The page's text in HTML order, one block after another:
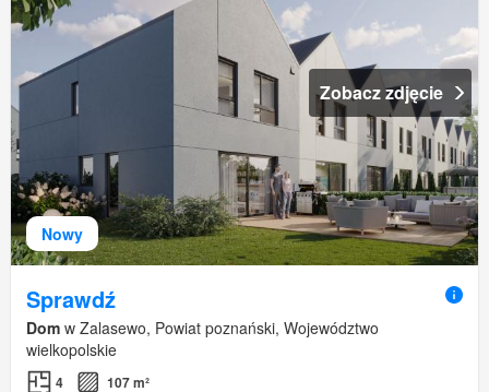
Nowy
Zobacz zdjęcie
Sprawdź
Dom w Zalasewo, Powiat poznański, Województwo
wielkopolskie
4 107 m²